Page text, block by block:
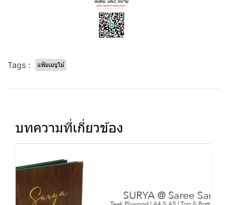
Tags : แฟ้มเมนูไม้
บทความที่เกี่ยวข้อง